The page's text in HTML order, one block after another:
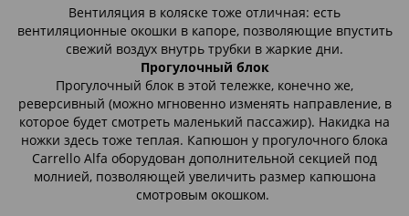
Вентиляция в коляске тоже отличная: есть
вентиляционные окошки в капоре, позволяющие впустить
свежий воздух внутрь трубки в жаркие дни.
Прогулочный блок
Прогулочный блок в этой тележке, конечно же,
реверсивный (можно мгновенно изменять направление, в
которое будет смотреть маленький пассажир). Накидка на
ножки здесь тоже теплая. Капюшон у прогулочного блока
Carrello Alfa оборудован дополнительной секцией под
молнией, позволяющей увеличить размер капюшона
смотровым окошком.